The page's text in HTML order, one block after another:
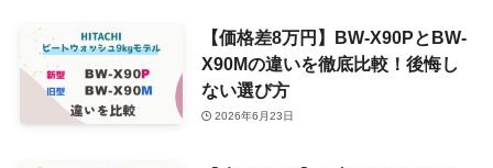
【価格差8万円】BW-X90PとBW-
X90Mの違いを徹底比較！後悔し
ない選び方
2026年6月23日